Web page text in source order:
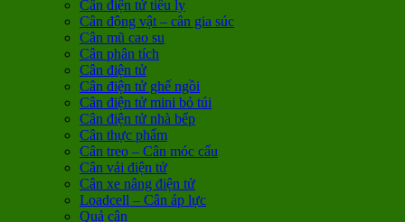
Cân điện tử tiểu ly
Cân động vật – cân gia súc
Cân mũ cao su
Cân phân tích
Cân điện tử
Cân điện tử ghế ngồi
Cân điện tử mini bỏ túi
Cân điện tử nhà bếp
Cân thực phẩm
Cân treo – Cân móc cẩu
Cân vải điện tử
Cân xe nâng điện tử
Loadcell – Cân áp lực
Quả cân